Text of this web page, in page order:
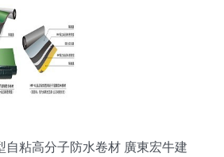
自粘高分子防水卷材 廣東宏牛建